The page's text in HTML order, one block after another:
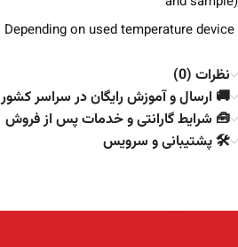
نظرات (0)
🚚 ارسال و آموزش رایگان در سراسر کشور
🧰 شرایط گارانتی و خدمات پس از فروش
🛠️ پشتیبانی و سرویس